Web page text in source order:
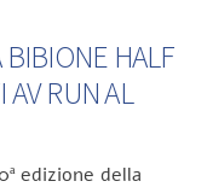
HALF
RUN AL
edizione della